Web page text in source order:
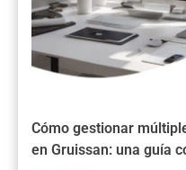
Cómo gestionar
en Gruissan: una guía